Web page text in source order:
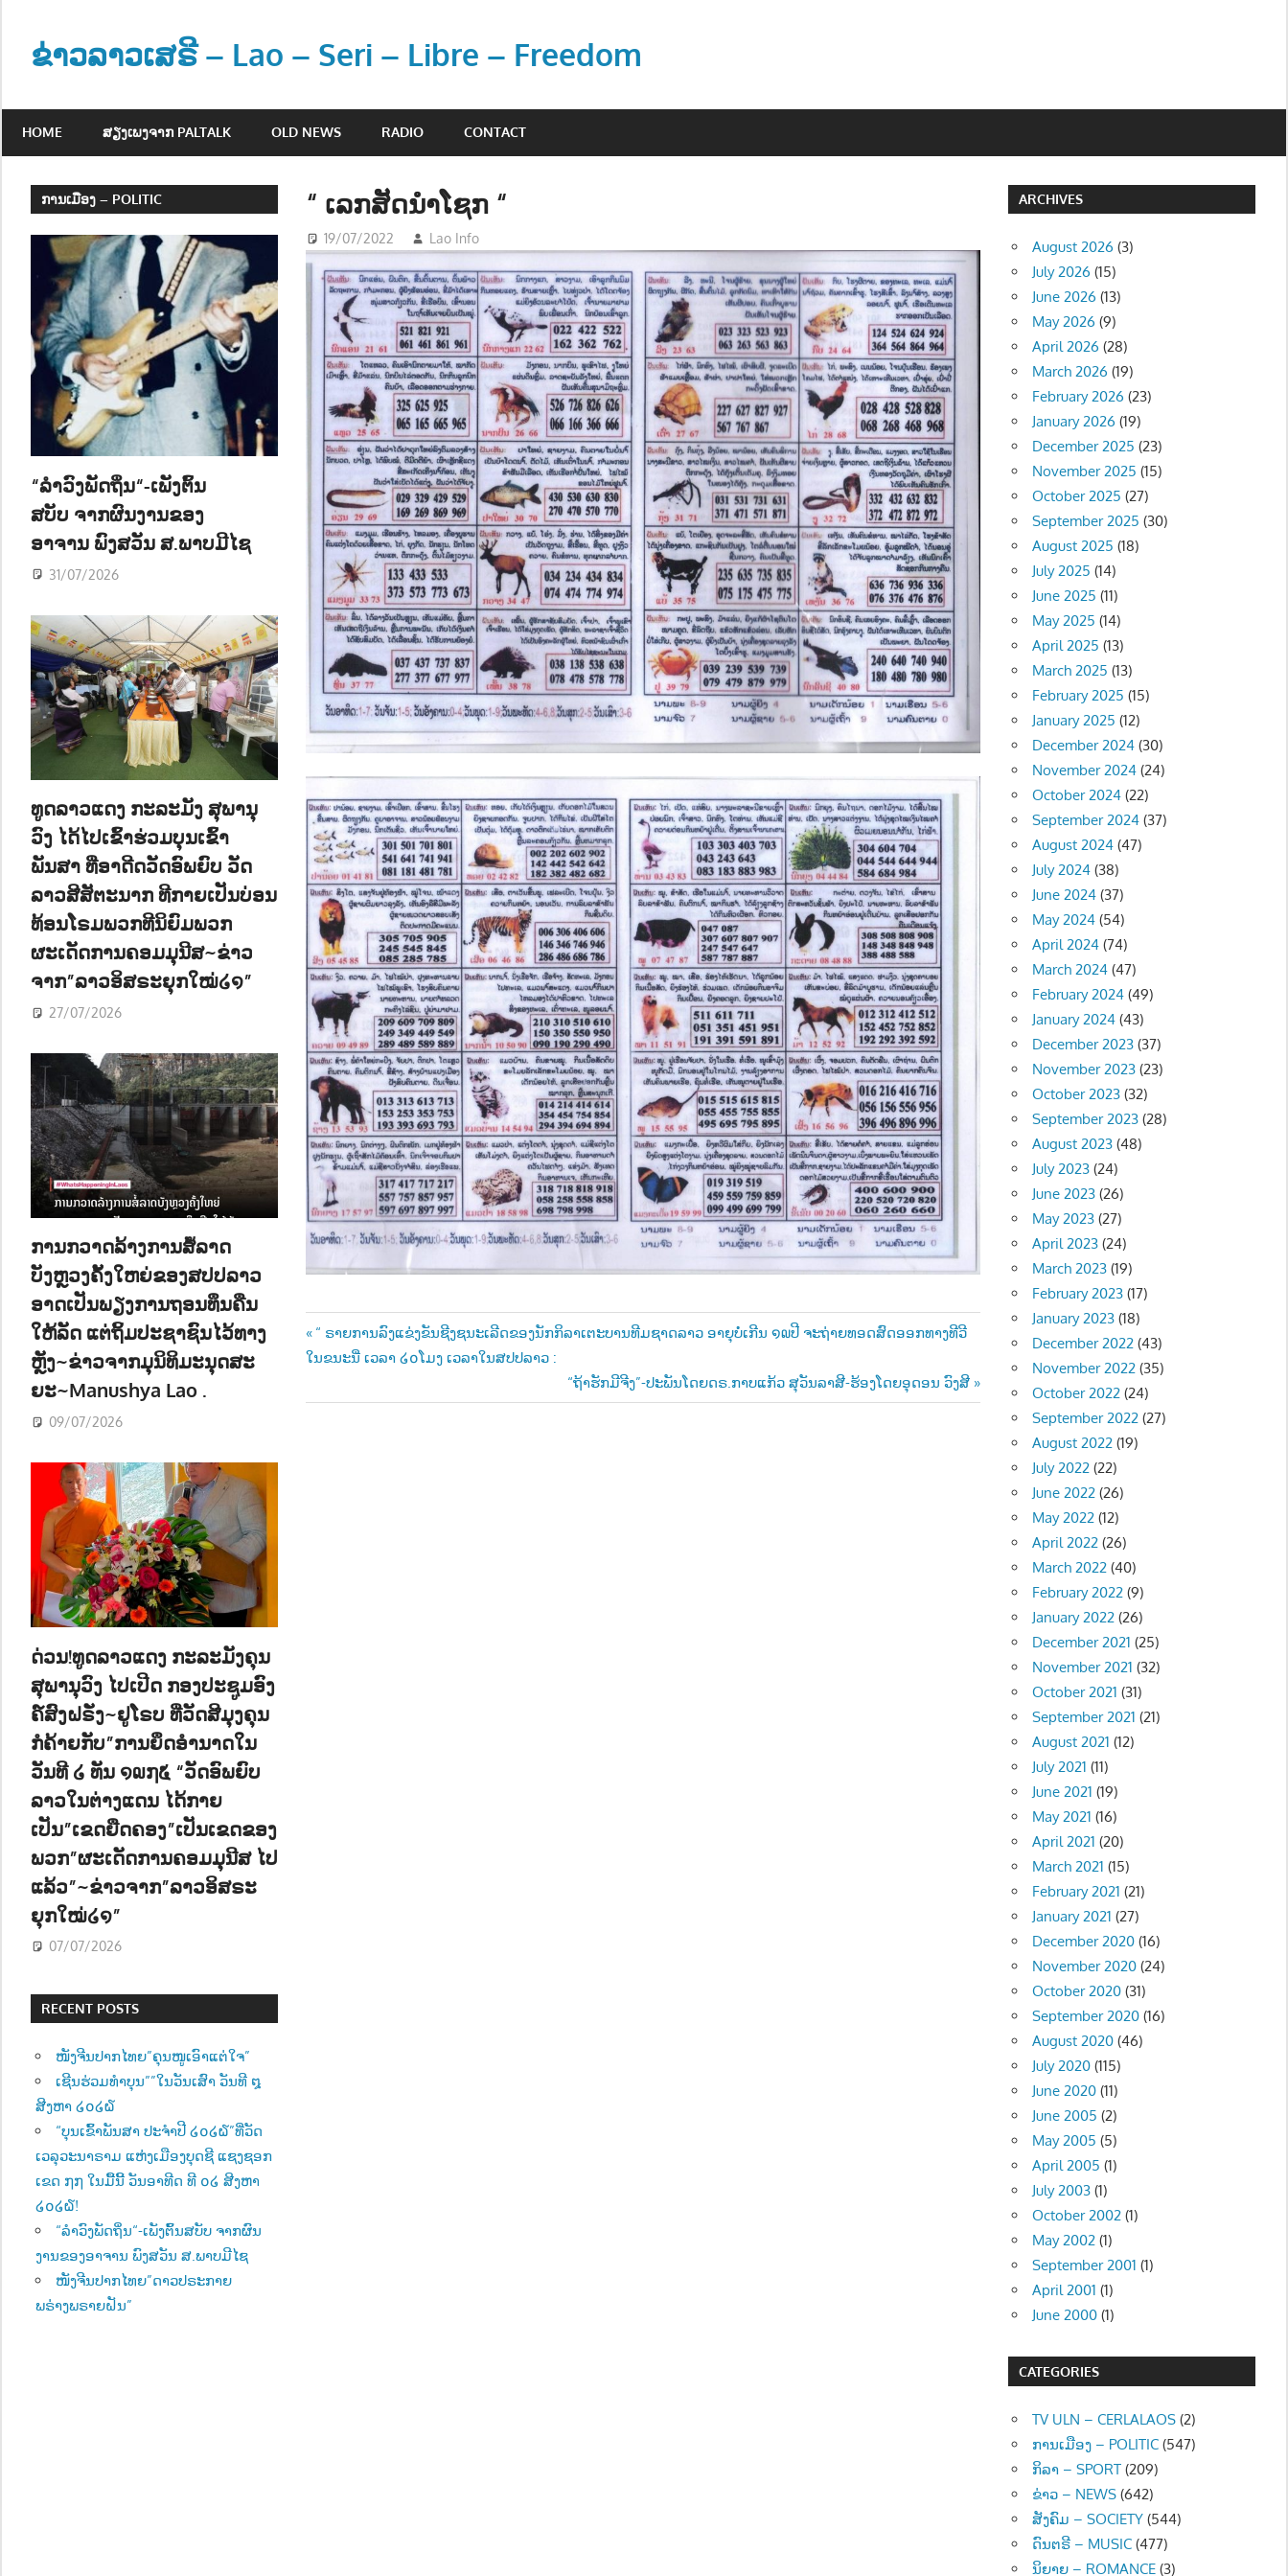
contentຂ່າວລາວເສຣີ – Lao – Seri – Libre – Freedom
ວ
ະ
ຂ່
າ
ວ
າ
HOME ສຽງເພງຈາກ PALTALK OLD NEWS RADIO CONTACT
“ ເລກສັດນຳໂຊກ “
19/07/2022 Lao Info
Post
navigation
Previous
Post:
“ ຣາຍການລົງແຂ່ງຂັນຊີງຊນະເລີດຂອງນັກກິລາເຕະບານທີມຊາດລາວ ອາຍຸບໍ່ເກີນ ໑໙ປີ ຈະຖ່າຍທອດສົດອອກທາງທີວີ
ໃນຂນະນີ່ ເວລາ ໒໐ໂມງ ເວລາໃນສປປລາວ :
Next
Post:
“ຖ້າຮັກມີຈີງ”-ປະພັນໂດຍດຣ.ກາບແກ້ວ ສຸວັນລາສີ-ຮ້ອງໂດຍອຸດອນ ວົງສີ
ການເມືອງ – POLITIC
“ລຳວົງພັດຖິ່ນ“-ເພັງຕົ້ນ
ສບັບ ຈາກຜົນງານຂອງ
ອາຈານ ພົງສວັນ ສ.ພາບມີໄຊ
31/07/2026
ທູດລາວແດງ ກະລະມັງ ສຸພານຸ
ວົງ ໄດ້ໄປເຂົ້າຮ່ວມບຸນເຂົ້າ
ພັນສາ ທີ່ອາດີດວັດອົພຍົບ ວັດ
ລາວສີສັຕະນາກ ທີກາຍເປັນບ່ອນ
ທ້ອນໂຣມພວກທີນິຍົມພວກ
ຜະເດັດການຄອມມຸນີສ~ຂ່າວ
ຈາກ”ລາວອິສຣະຍຸກໃໝ່໒໑”
27/07/2026
ການກວາດລ້າງການສໍ້ລາດ
ບັງຫຼວງຄັ້ງໃຫຍ່ຂອງສປປລາວ
ອາດເປັນພຽງການຖອນທຶນຄືນ
ໃຫ້ລັດ ແຕ່ຖິ້ມປະຊາຊົນໄວ້ທາງ
ຫຼັງ~ຂ່າວຈາກມຸນິທິມະນຸດສະ
ຍະ~Manushya Lao .
09/07/2026
ດ່ວນ!ທູດລາວແດງ ກະລະມັງຄຸນ
ສຸພານຸວົງ ໄປເປີດ ກອງປະຊູມອົງ
ຄ໌ສົງຝຣັ່ງ~ຢູໂຣບ ທີ່ວັດສີມຸງຄຸນ
ກໍຄ້າຍກັບ”ການຍຶດອຳນາດໃນ
ວັນທີ ໒ ທັນ ໑໙໗໕ “ວັດອົພຍົບ
ລາວໃນຕ່າງແດນ ໄດ້ກາຍ
ເປັນ”ເຂດຍືດຄອງ”ເປັນເຂດຂອງ
ພວກ”ຜະເດັດການຄອມມຸນີສ ໄປ
ແລ້ວ”~ຂ່າວຈາກ”ລາວອິສຣະ
ຍຸກໃໝ່໒໑”
07/07/2026
RECENT POSTS
ໜັງຈີນປາກໄທຍ”ຄຸນໜູເອົາແຕ່ໃຈ”
ເຊີນຮ່ວມທຳບຸນ””ໃນວັນເສົາ ວັນທີ ໘
ສີງຫາ ໒໐໒໖
“ບຸນເຂົ້າພັນສາ ປະຈຳປີ ໒໐໒໖”ທີ່ວັດ
ເວລຸວະນາຣາມ ແຫ່ງເມືອງບຸດຊີ ແຊງຊອກ
ເຂດ ໗໗ ໃນມື້ນີ້ ວັນອາທີດ ທີ ໐໒ ສີງຫາ
໒໐໒໖!
“ລຳວົງພັດຖິ່ນ“-ເພັງຕົ້ນສບັບ ຈາກຜົນ
ງານຂອງອາຈານ ພົງສວັນ ສ.ພາບມີໄຊ
ໜັງຈີນປາກໄທຍ”ດາວປຣະກາຍ
ພຣ່າງພຣາຍຝັນ”
ARCHIVES
August 2026 (3)
July 2026 (15)
June 2026 (13)
May 2026 (9)
April 2026 (28)
March 2026 (19)
February 2026 (23)
January 2026 (19)
December 2025 (23)
November 2025 (15)
October 2025 (27)
September 2025 (30)
August 2025 (18)
July 2025 (14)
June 2025 (11)
May 2025 (14)
April 2025 (13)
March 2025 (13)
February 2025 (15)
January 2025 (12)
December 2024 (30)
November 2024 (24)
October 2024 (22)
September 2024 (37)
August 2024 (47)
July 2024 (38)
June 2024 (37)
May 2024 (54)
April 2024 (74)
March 2024 (47)
February 2024 (49)
January 2024 (43)
December 2023 (37)
November 2023 (23)
October 2023 (32)
September 2023 (28)
August 2023 (48)
July 2023 (24)
June 2023 (26)
May 2023 (27)
April 2023 (24)
March 2023 (19)
February 2023 (17)
January 2023 (18)
December 2022 (43)
November 2022 (35)
October 2022 (24)
September 2022 (27)
August 2022 (19)
July 2022 (22)
June 2022 (26)
May 2022 (12)
April 2022 (26)
March 2022 (40)
February 2022 (9)
January 2022 (26)
December 2021 (25)
November 2021 (32)
October 2021 (31)
September 2021 (21)
August 2021 (12)
July 2021 (11)
June 2021 (19)
May 2021 (16)
April 2021 (20)
March 2021 (15)
February 2021 (21)
January 2021 (27)
December 2020 (16)
November 2020 (24)
October 2020 (31)
September 2020 (16)
August 2020 (46)
July 2020 (115)
June 2020 (11)
June 2005 (2)
May 2005 (5)
April 2005 (1)
July 2003 (1)
October 2002 (1)
May 2002 (1)
September 2001 (1)
April 2001 (1)
June 2000 (1)
CATEGORIES
TV ULN – CERLALAOS (2)
ການເມືອງ – POLITIC (547)
ກິລາ – SPORT (209)
ຂ່າວ – NEWS (642)
ສັງຄົມ – SOCIETY (544)
ດົນຕຣີ – MUSIC (477)
ນິຍາຍ – ROMANCE (3)